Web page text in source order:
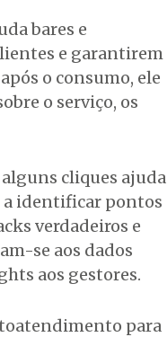
bares e
e garantirem
o consumo, ele
o serviço, os
cliques ajuda
a identificar pontos
verdadeiros e
se aos dados
aos gestores.
para